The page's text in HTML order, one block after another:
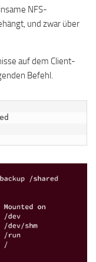
NFS-
und zwar über
auf dem Client-
Befehl.